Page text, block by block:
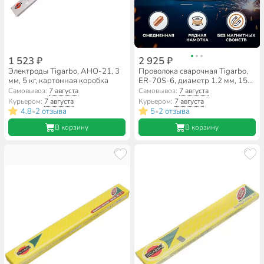
1 523 ₽
Электроды Tigarbo, AHO-21, 3
мм, 5 кг, картонная коробка
Самовывоз: 7 августа
Курьером: 7 августа
4.8•2 отзыва
В корзину
2 925 ₽
Проволока сварочная Tigarbo,
ER-70S-6, диаметр 1.2 мм, 15
кг, D270
Самовывоз: 7 августа
Курьером: 7 августа
5•2 отзыва
В корзину